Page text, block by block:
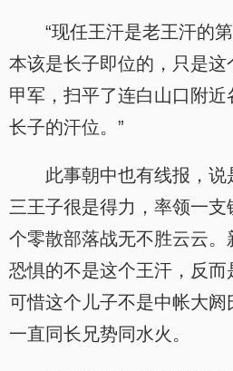
“现任王汗是老王汗的
本该是长子即位的，只是
甲军，扫平了连白山口附近
长子的汗位。”
此事朝中也有线报，
三王子很是得力，率领一
个零散部落战无不胜云云
恐惧的不是这个王汗，反而
可惜这个儿子不是中帐大阏
一直同长兄势同水火。